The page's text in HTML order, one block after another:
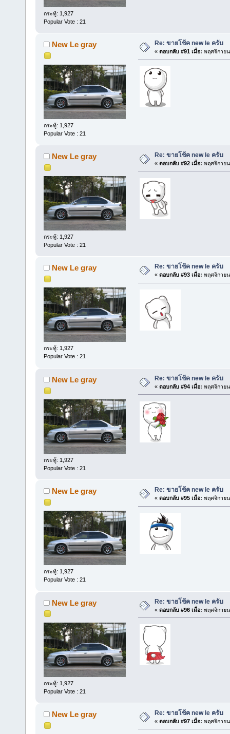
กระทู้: 1,927
Popular Vote : 21
New Le gray
กระทู้: 1,927
Popular Vote : 21
Re: ขายโช้ค new le ครับ
« ตอบกลับ #91 เมื่อ: พฤศจิกาย
New Le gray
กระทู้: 1,927
Popular Vote : 21
Re: ขายโช้ค new le ครับ
« ตอบกลับ #92 เมื่อ: พฤศจิกาย
New Le gray
กระทู้: 1,927
Popular Vote : 21
Re: ขายโช้ค new le ครับ
« ตอบกลับ #93 เมื่อ: พฤศจิกาย
New Le gray
กระทู้: 1,927
Popular Vote : 21
Re: ขายโช้ค new le ครับ
« ตอบกลับ #94 เมื่อ: พฤศจิกาย
New Le gray
กระทู้: 1,927
Popular Vote : 21
Re: ขายโช้ค new le ครับ
« ตอบกลับ #95 เมื่อ: พฤศจิกาย
New Le gray
กระทู้: 1,927
Popular Vote : 21
Re: ขายโช้ค new le ครับ
« ตอบกลับ #96 เมื่อ: พฤศจิกาย
New Le gray Re: ขายโช้ค new le ครับ
« ตอบกลับ #97 เมื่อ: พฤศจิกาย